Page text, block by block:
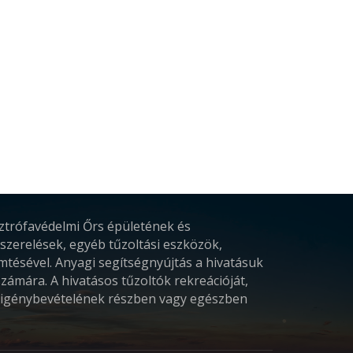
Őrs épületének és
egyéb tűzoltási eszközök,
Anyagi segítségnyújtás a hivatásuk
A hivatásos tűzoltók rekreációját,
részben vagy egészben